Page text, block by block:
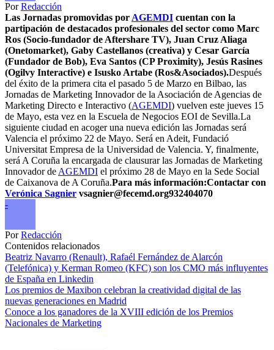
PorRedacción
Las Jornadas promovidas por AGEMDI cuentan con la
partipación de destacados profesionales del sector como Marc
Ros (Socio-fundador de Aftershare TV), Juan Cruz Aliaga
(Onetomarket), Gaby Castellanos (creativa) y Cesar García
(Fundador de Bob), Eva Santos (CP Proximity), Jesús Rasines
(Ogilvy Interactive) e Isusko Artabe (Ros&Asociados).Después
del éxito de la primera cita el pasado 5 de Marzo en Bilbao, las
Jornadas de Marketing Innovador de la Asociación de Agencias de
Marketing Directo e Interactivo (AGEMDI) vuelven este jueves 15
de Mayo, esta vez en la Escuela de Negocios EOI de Sevilla.La
siguiente ciudad en acoger una nueva edición las Jornadas será
Valencia el próximo 22 de Mayo. Será en Adeit, Fundació
Universitat Empresa de la Universidad de Valencia. Y, finalmente,
será A Coruña la encargada de clausurar las Jornadas de Marketing
Innovador de AGEMDI el próximo 28 de Mayo en la Sede Social
de Caixanova de A Coruña.Para más información:Contactar con
Verónica Sagnier vsagnier@fecemd.org932404070
-
PorRedacción
Contenidos relacionados
Beatriz Navarro (Renault), Rafaél Fernández de Alarcón
(Telefónica) y Kerman Romeo (KFC) son los CMO más influyentes
de España en Linkedin
Los premios de Maxibon celebran la creatividad digital de las
nuevas generaciones en Madrid
Conoce a los ganadores de la XVIII edición de los Premios
Nacionales de Marketing